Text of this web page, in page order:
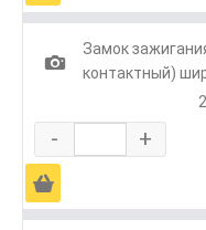
1
Замок
контактный)
- +
Ä